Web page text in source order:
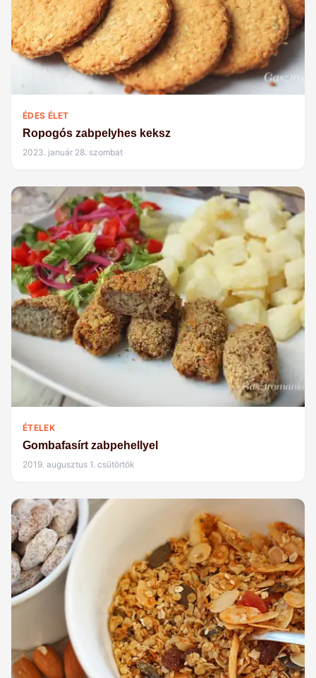
ÉDES ÉLET
Ropogós zabpelyhes keksz
2023. január 28. szombat
ÉTELEK
Gombafasírt zabpehellyel
2019. augusztus 1. csütörtök